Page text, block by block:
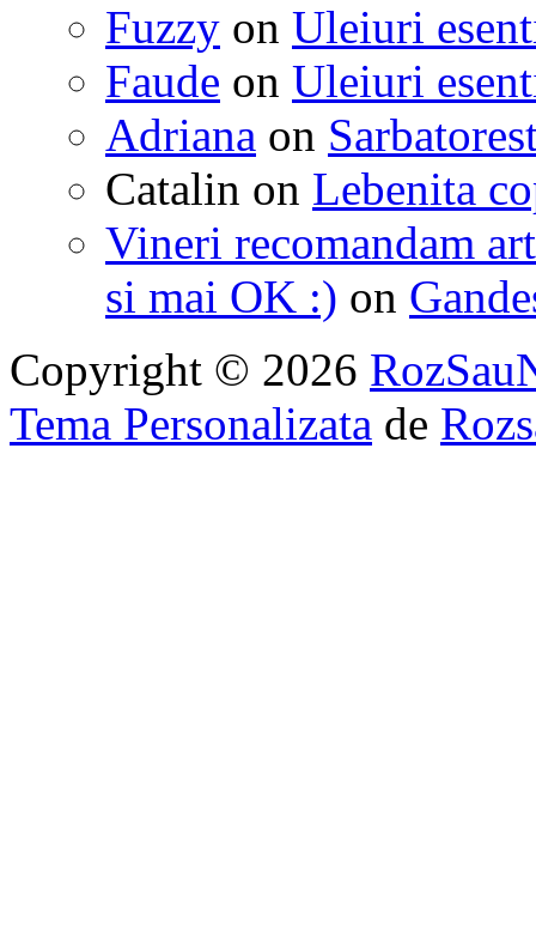
Fuzzy on Uleiuri
Faude on Uleiuri
Adriana on
Catalin on Lebenita
Vineri recomandam
si mai OK :) on
Copyright © 2026
Tema Personalizata de